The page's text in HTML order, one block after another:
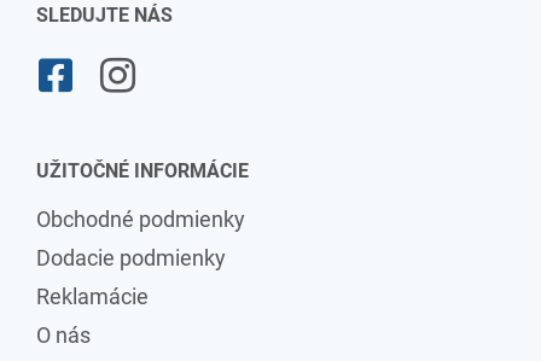
SLEDUJTE NÁS
UŽITOČNÉ INFORMÁCIE
Obchodné podmienky
Dodacie podmienky
Reklamácie
O nás